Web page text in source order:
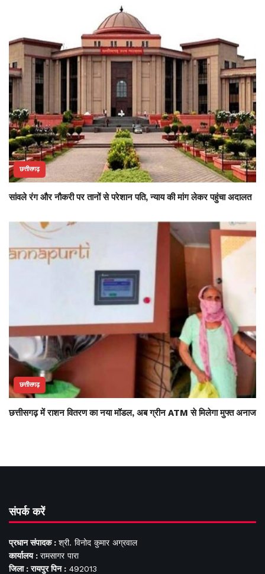
छत्तीसगढ़
सांवले रंग और नौकरी पर तानों से परेशान पति, न्याय की मांग लेकर पहुंचा अदालत
छत्तीसगढ़
छत्तीसगढ़ में राशन वितरण का नया मॉडल, अब ग्रीन ATM से मिलेगा मुफ्त अनाज
संपर्क करें
प्रधान संपादक : श्री. विनोद कुमार अग्रवाल
कार्यालय : रामसागर पारा
जिला : रायपुर पिन : 492013